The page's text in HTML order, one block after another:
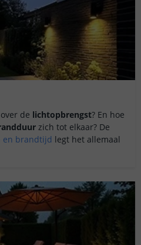
over de lichtopbrengst? En hoe
zich tot elkaar? De
en brandtijd legt het allemaal